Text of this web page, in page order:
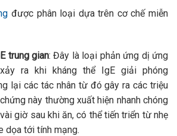
được phân loại dựa trên cơ chế miễn
trung gian: Đây là loại phản ứng dị ứng
ra khi kháng thể IgE giải phóng
lại các tác nhân từ đó gây ra các triệu
này thường xuất hiện nhanh chóng
giờ sau khi ăn, có thể tiến triển từ nhẹ
dọa tới tính mạng.